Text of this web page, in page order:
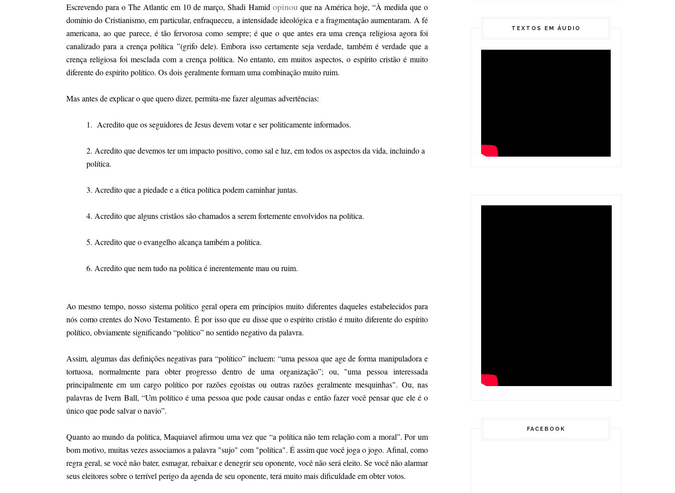
Escrevendo para o The Atlantic em 10 de março, Shadi Hamid opinou que na América hoje, “À medida que o
domínio do Cristianismo, em particular, enfraqueceu, a intensidade ideológica e a fragmentação aumentaram. A fé
americana, ao que parece, é tão fervorosa como sempre; é que o que antes era uma crença religiosa agora foi
canalizado para a crença política ”(grifo dele). Embora isso certamente seja verdade, também é verdade que a
crença religiosa foi mesclada com a crença política. No entanto, em muitos aspectos, o espírito cristão é muito
diferente do espírito político. Os dois geralmente formam uma combinação muito ruim.
Mas antes de explicar o que quero dizer, permita-me fazer algumas advertências:
1. Acredito que os seguidores de Jesus devem votar e ser politicamente informados.
2. Acredito que devemos ter um impacto positivo, como sal e luz, em todos os aspectos da vida, incluindo a
política.
3. Acredito que a piedade e a ética política podem caminhar juntas.
4. Acredito que alguns cristãos são chamados a serem fortemente envolvidos na política.
5. Acredito que o evangelho alcança também a política.
6. Acredito que nem tudo na política é inerentemente mau ou ruim.
Ao mesmo tempo, nosso sistema político geral opera em princípios muito diferentes daqueles estabelecidos para
nós como crentes do Novo Testamento. É por isso que eu disse que o espírito cristão é muito diferente do espírito
político, obviamente significando “político” no sentido negativo da palavra.
Assim, algumas das definições negativas para “político” incluem: “uma pessoa que age de forma manipuladora e
tortuosa, normalmente para obter progresso dentro de uma organização”; ou, "uma pessoa interessada
principalmente em um cargo político por razões egoístas ou outras razões geralmente mesquinhas". Ou, nas
palavras de Ivern Ball, “Um político é uma pessoa que pode causar ondas e então fazer você pensar que ele é o
único que pode salvar o navio”.
Quanto ao mundo da política, Maquiavel afirmou uma vez que “a política não tem relação com a moral”. Por um
bom motivo, muitas vezes associamos a palavra "sujo" com "política". É assim que você joga o jogo. Afinal, como
regra geral, se você não bater, esmagar, rebaixar e denegrir seu oponente, você não será eleito. Se você não alarmar
seus eleitores sobre o terrível perigo da agenda de seu oponente, terá muito mais dificuldade em obter votos.
TEXTOS EM ÁUDIO
FACEBOOK